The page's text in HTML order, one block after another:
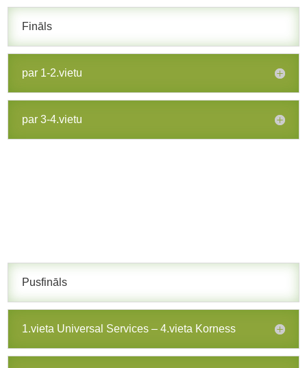
Fināls
par 1-2.vietu
par 3-4.vietu
Pusfināls
1.vieta Universal Services – 4.vieta Korness